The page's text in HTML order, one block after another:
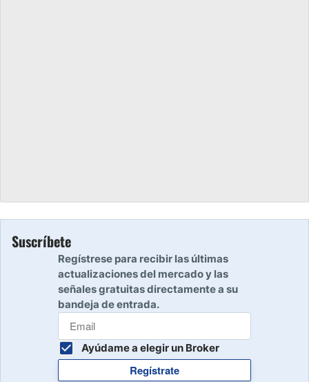
Suscríbete
Regístrese para recibir las últimas
actualizaciones del mercado y las
señales gratuitas directamente a su
bandeja de entrada.
Ayúdame a elegir un Broker
Regístrate